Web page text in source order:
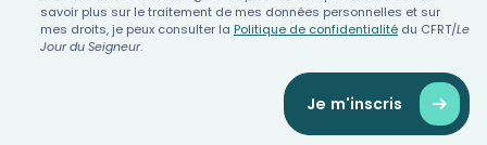
savoir plus sur le traitement de mes données personnelles et sur
mes droits, je peux consulter la Politique de confidentialité du CFRT/Le
Jour du Seigneur.
Je m'inscris